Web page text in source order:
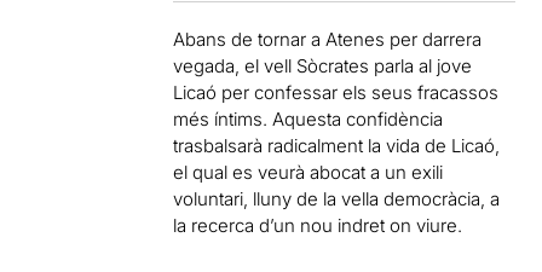
Abans de tornar a Atenes per darrera
vegada, el vell Sòcrates parla al jove
Licaó per confessar els seus fracassos
més íntims. Aquesta confidència
trasbalsarà radicalment la vida de Licaó,
el qual es veurà abocat a un exili
voluntari, lluny de la vella democràcia, a
la recerca d’un nou indret on viure.